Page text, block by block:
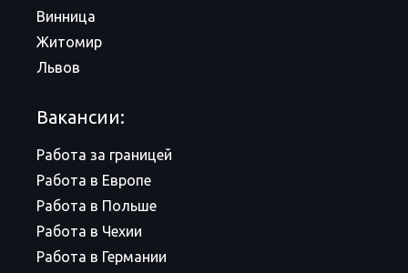
Винница
Житомир
Львов
Вакансии:
Работа за границей
Работа в Европе
Работа в Польше
Работа в Чехии
Работа в Германии